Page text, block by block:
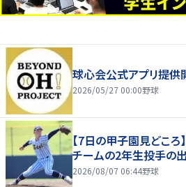
球心会公式アプリ提供
2026/05/27 00:00野球
【7日の甲子園見どこ
チームの2年生投手の
2026/08/07 06:44野球